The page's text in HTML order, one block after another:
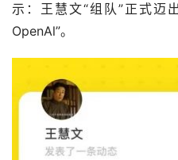
示：王慧文“组队”正式迈
OpenAl”。